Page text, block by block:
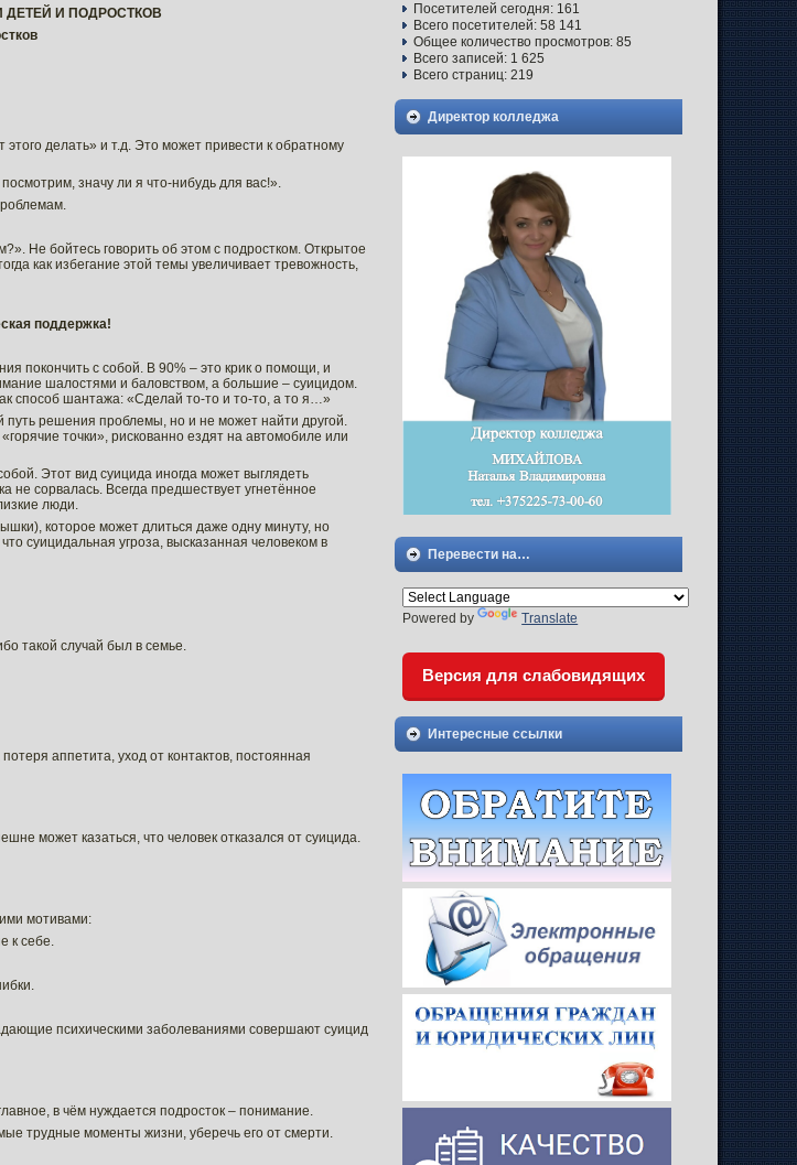
И ПОДРОСТКОВ
делать» и т.д. Это может привести к обратному
значу ли я что-нибудь для вас!».
Не бойтесь говорить об этом с подростком. Открытое
как избегание этой темы увеличивает тревожность,
поддержка!
покончить с собой. В 90% – это крик о помощи, и
шалостями и баловством, а большие – суицидом.
способ шантажа: «Сделай то-то и то-то, а то я…»
путь решения проблемы, но и не может найти другой.
точки», рискованно ездят на автомобиле или
Этот вид суицида иногда может выглядеть
сорвалась. Всегда предшествует угнетённое
люди.
которое может длиться даже одну минуту, но
суицидальная угроза, высказанная человеком в
такой случай был в семье.
аппетита, уход от контактов, постоянная
может казаться, что человек отказался от суицида.
мотивами:
к себе.
психическими заболеваниями совершают суицид
в чём нуждается подросток – понимание.
трудные моменты жизни, уберечь его от смерти.
Посетителей сегодня: 161
Всего посетителей:58 141
Общее количество просмотров:85
Всего записей: 1 625
Всего страниц:219
Директор колледжа
Перевести на…
Powered by Translate
Версия для слабовидящих
Интересные ссылки